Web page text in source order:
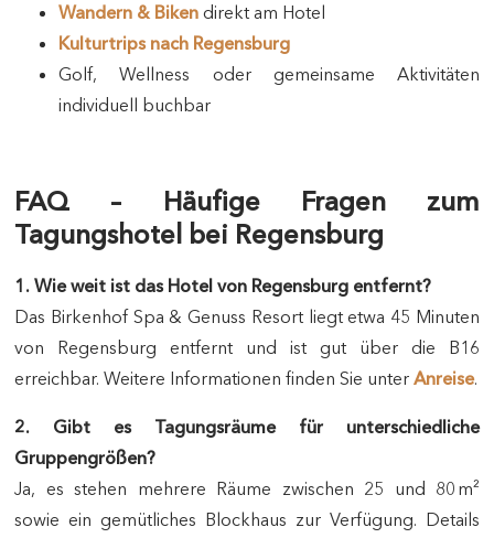
Wandern & Biken direkt am Hotel
Kulturtrips nach Regensburg
Golf, Wellness oder gemeinsame Aktivitäten
individuell buchbar
FAQ – Häufige Fragen zum
Tagungshotel bei Regensburg
1. Wie weit ist das Hotel von Regensburg entfernt?
Das Birkenhof Spa & Genuss Resort liegt etwa 45 Minuten
von Regensburg entfernt und ist gut über die B16
erreichbar. Weitere Informationen finden Sie unter Anreise.
2. Gibt es Tagungsräume für unterschiedliche
Gruppengrößen?
Ja, es stehen mehrere Räume zwischen 25 und 80 m²
sowie ein gemütliches Blockhaus zur Verfügung. Details